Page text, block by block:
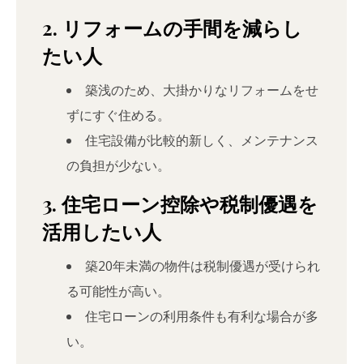
2. リフォームの手間を減らし
たい人
築浅のため、大掛かりなリフォームをせ
ずにすぐ住める。
住宅設備が比較的新しく、メンテナンス
の負担が少ない。
3. 住宅ローン控除や税制優遇を
活用したい人
築20年未満の物件は税制優遇が受けられ
る可能性が高い。
住宅ローンの利用条件も有利な場合が多
い。